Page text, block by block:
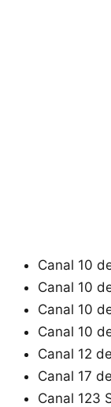
Canal 10
Canal 10
Canal 10
Canal 10
Canal 12 de
Canal 17 de
Canal 123